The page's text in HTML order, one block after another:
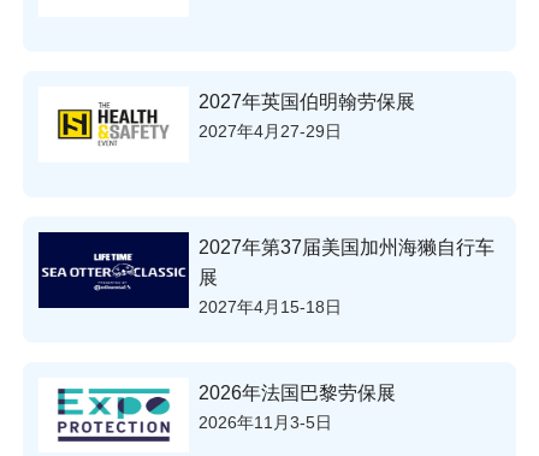
2027年英国伯明翰劳保展
2027年4月27-29日
2027年第37届美国加州海獭自行车
展
2027年4月15-18日
2026年法国巴黎劳保展
2026年11月3-5日